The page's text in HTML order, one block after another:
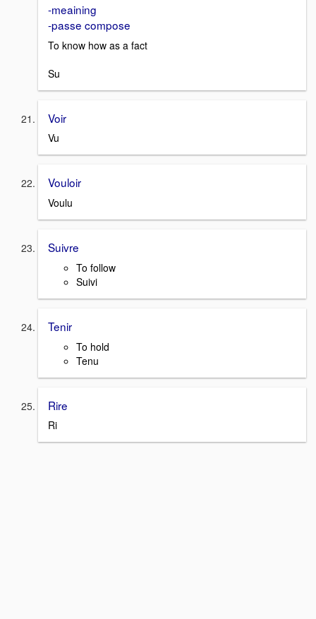
-meaining
-passe compose
To know how as a fact
Su
Voir
Vu
Vouloir
Voulu
Suivre
To follow
Suivi
Tenir
To hold
Tenu
Rire
Ri